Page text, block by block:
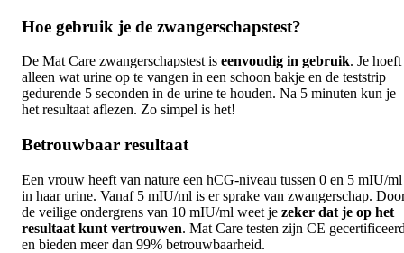
Hoe gebruik je de zwangerschapstest?
De Mat Care zwangerschapstest is eenvoudig in gebruik. Je hoeft
alleen wat urine op te vangen in een schoon bakje en de teststrip
gedurende 5 seconden in de urine te houden. Na 5 minuten kun je
het resultaat aflezen. Zo simpel is het!
Betrouwbaar resultaat
Een vrouw heeft van nature een hCG-niveau tussen 0 en 5 mIU/ml
in haar urine. Vanaf 5 mIU/ml is er sprake van zwangerschap.
de veilige ondergrens van 10 mIU/ml weet je zeker dat je op het
resultaat kunt vertrouwen. Mat Care testen zijn CE
en bieden meer dan 99% betrouwbaarheid.